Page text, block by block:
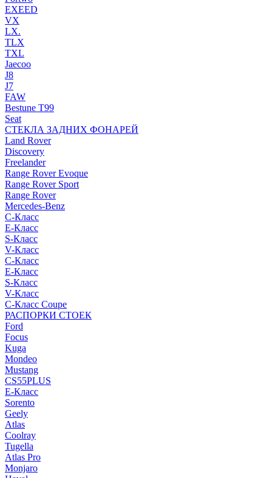
EXEED
VX
LX.
TLX
TXL
Jaecoo
J8
J7
FAW
Bestune T99
Seat
СТЕКЛА ЗАДНИХ ФОНАРЕЙ
Land Rover
Discovery
Freelander
Range Rover Evoque
Range Rover Sport
Range Rover
Mercedes-Benz
C-Класс
E-Класс
S-Класс
V-Класс
C-Класс
E-Класс
S-Класс
V-Класс
C-Класс Coupe
РАСПОРКИ СТОЕК
Ford
Focus
Kuga
Mondeo
Mustang
CS55PLUS
E-Класс
Sorento
Geely
Atlas
Coolray
Tugella
Atlas Pro
Monjaro